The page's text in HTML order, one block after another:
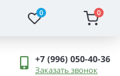
0 0
+7 (996) 050-40-36
Заказать звонок